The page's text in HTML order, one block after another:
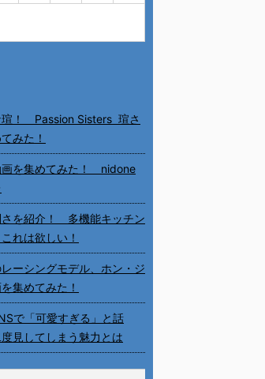
瑄！ Passion Sisters 瑄さ
みた！
画を集めてみた！ nidone
さを紹介！ 多機能キッチン
れは欲しい！
ーシングモデル、ホン・ジ
集めてみた！
で「可愛すぎる」と話
見してしまう魅力とは